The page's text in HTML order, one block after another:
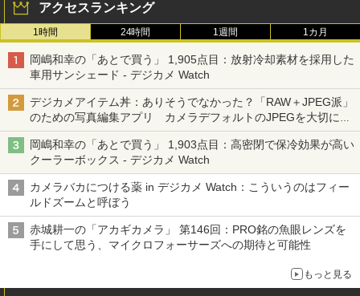
アクセスランキング
1時間 24時間 1週間 1カ月
岡嶋和幸の「あとで買う」 1,905点目：放射冷却素材を採用した
車用サンシェード - デジカメ Watch
デジカメアイテム丼：ありそうでなかった？「RAW＋JPEG派」
のための写真編集アプリ カメラデフォルトのJPEGを大切にす
る「Filmator」
岡嶋和幸の「あとで買う」 1,903点目：高密閉で保冷効果が高い
クーラーボックス - デジカメ Watch
カメラバカにつける薬 in デジカメ Watch：こういうのはフィー
ルドズームと呼ぼう
赤城耕一の「アカギカメラ」 第146回：PRO銘の魚眼レンズを
手にして思う、マイクロフォーサーズへの期待と可能性
もっと見る